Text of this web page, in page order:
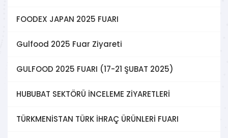
FOODEX JAPAN 2025 FUARI
Gulfood 2025 Fuar Ziyareti
GULFOOD 2025 FUARI (17-21 ŞUBAT 2025)
HUBUBAT SEKTÖRÜ İNCELEME ZİYARETLERİ
TÜRKMENİSTAN TÜRK İHRAÇ ÜRÜNLERİ FUARI